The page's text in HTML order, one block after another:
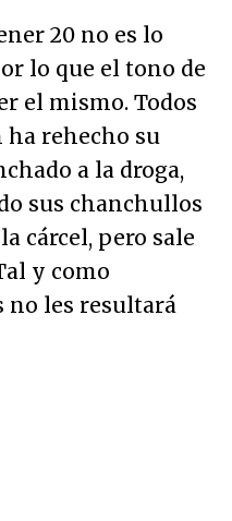
20 no es lo
lo que el tono de
el mismo. Todos
ha rehecho su
a la droga,
sus chanchullos
cárcel, pero sale
y como
no les resultará